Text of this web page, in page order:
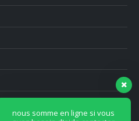
nous somme en ligne si vous